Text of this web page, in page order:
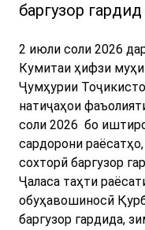
баргузор гардид
2 июли соли 2026
Кумитаи ҳифзи
Ҷумҳурии
натиҷаҳои
соли 2026 бо
сардорони
сохторӣ баргузор
Ҷаласа таҳти
обуҳавошиносӣ
баргузор гардида,